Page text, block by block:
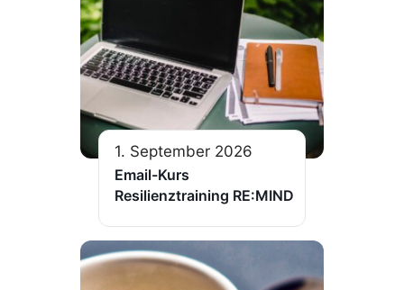
1. September 2026
Email-Kurs
Resilienztraining RE:MIND